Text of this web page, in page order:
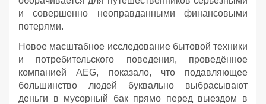
и совершенно неоправданными финансовыми
потерями.
Новое масштабное исследование бытовой техники
и потребительского поведения, проведённое
компанией AEG, показало, что подавляющее
большинство людей буквально выбрасывают
деньги в мусорный бак прямо перед выездом в